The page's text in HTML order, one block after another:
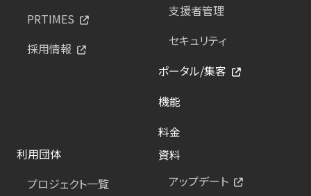
PRTIMES
採用情報
支援者管理
セキュリティ
ポータル/集客
機能
料金
利用団体
プロジェクト一覧
資料
アップデート